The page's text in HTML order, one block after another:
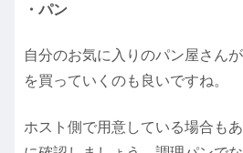
・パン
自分のお気に入りのパン屋さん
を買っていくのも良いですね。
ホスト側で用意している場合も